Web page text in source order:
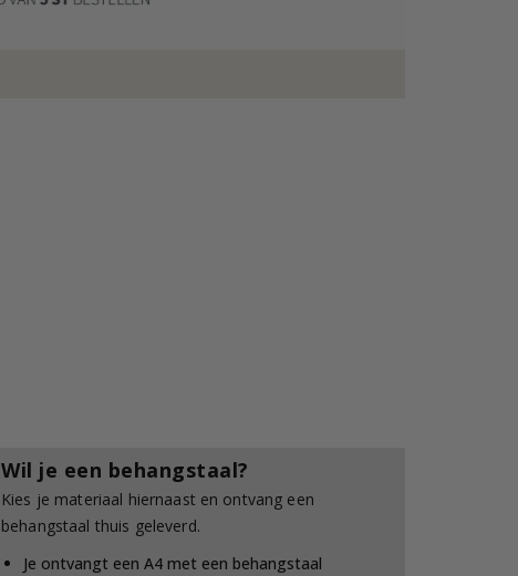
Wil je een behangstaal?
Kies je materiaal hiernaast en ontvang een
behangstaal thuis geleverd.
Je ontvangt een A4 met een behangstaal